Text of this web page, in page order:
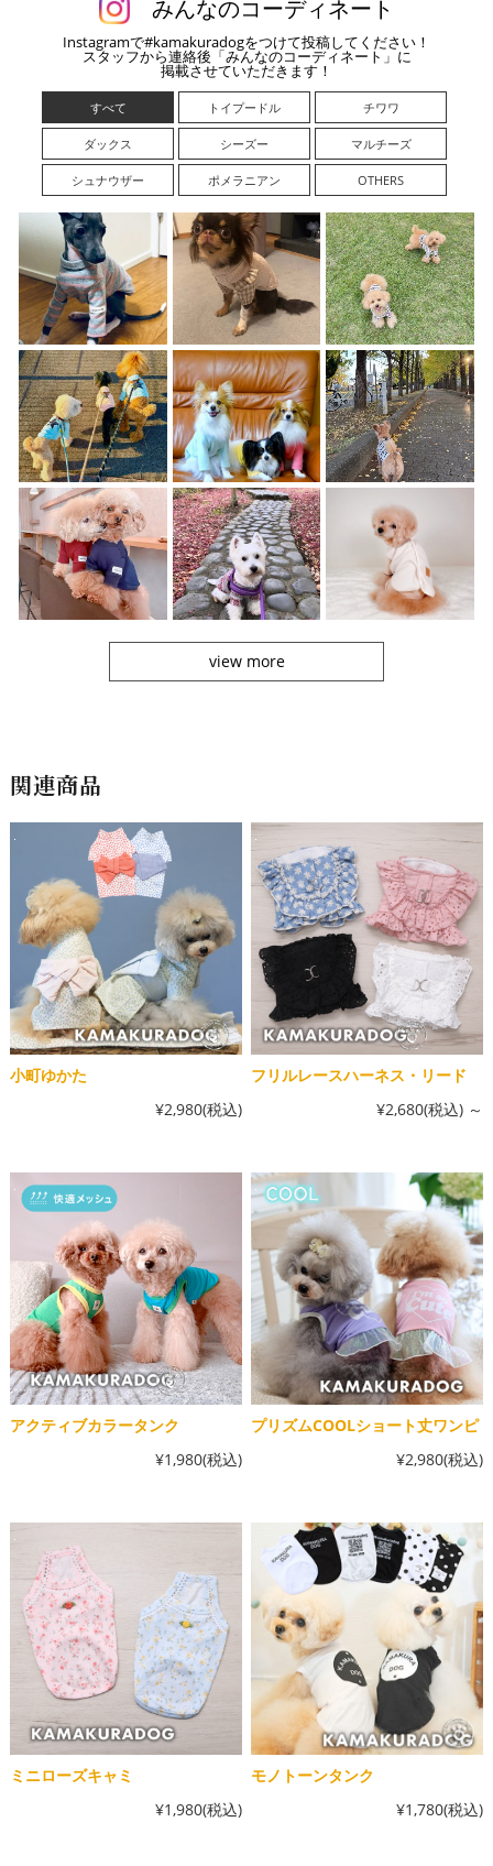
みんなのコーディネート
Instagramで#kamakuradogをつけて投稿してください！
スタッフから連絡後「みんなのコーディネート」に
掲載させていただきます！
すべて トイプードル チワワ
ダックス シーズー マルチーズ
シュナウザー ポメラニアン OTHERS
view more
関連商品
小町ゆかた
¥2,980(税込)
フリルレースハーネス・リード
¥2,680(税込) ～
アクティブカラータンク
¥1,980(税込)
プリズムCOOLショート丈ワンピ
¥2,980(税込)
ミニローズキャミ
¥1,980(税込)
モノトーンタンク
¥1,780(税込)